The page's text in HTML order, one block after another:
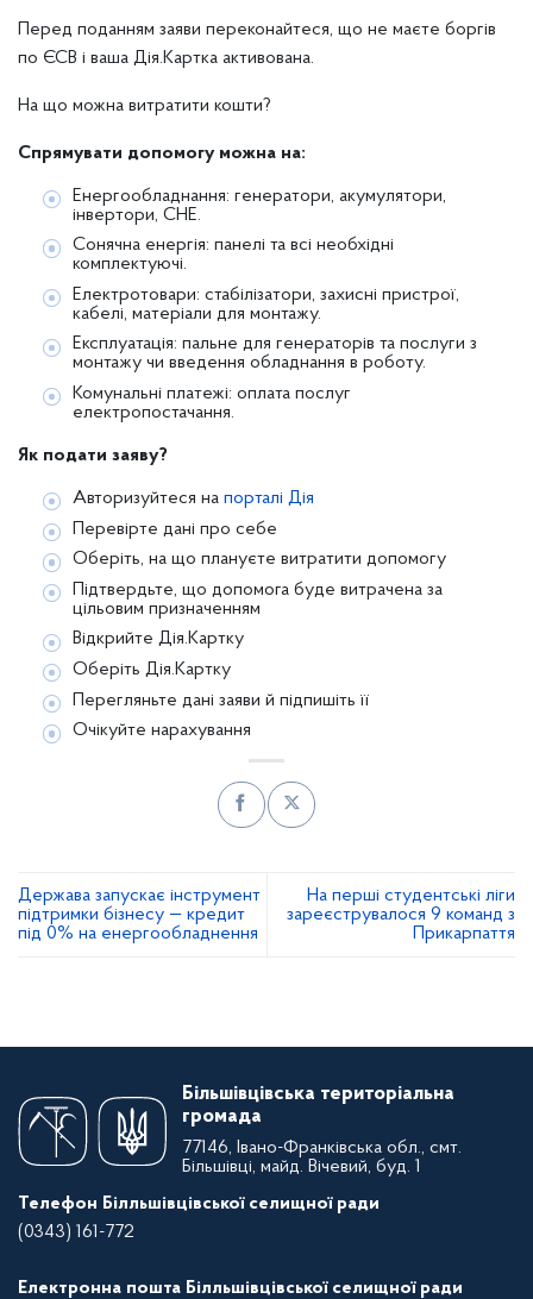
Перед поданням заяви переконайтеся, що не маєте боргів
по ЄСВ і ваша Дія.Картка активована.
На що можна витратити кошти?
Спрямувати допомогу можна на:
Енергообладнання: генератори, акумулятори,
інвертори, СНЕ.
Сонячна енергія: панелі та всі необхідні
комплектуючі.
Електротовари: стабілізатори, захисні пристрої,
кабелі, матеріали для монтажу.
Експлуатація: пальне для генераторів та послуги з
монтажу чи введення обладнання в роботу.
Комунальні платежі: оплата послуг
електропостачання.
Як подати заяву?
Авторизуйтеся напорталі Дія
Перевірте дані про себе
Оберіть, на що плануєте витратити допомогу
Підтвердьте, що допомога буде витрачена за
цільовим призначенням
Відкрийте Дія.Картку
Оберіть Дія.Картку
Перегляньте дані заяви й підпишіть її
Очікуйте нарахування
Держава запускає інструмент
підтримки бізнесу — кредит
під 0% на енергообладнення
На перші студентські ліги
зареєструвалося 9 команд з
Прикарпаття
Більшівцівська територіальна
громада
77146, Івано-Франківська обл., смт.
Більшівці, майд. Вічевий, буд. 1
Телефон Білльшівцівської селищної ради
(0343) 161-772
Електронна пошта Білльшівцівської селищної ради